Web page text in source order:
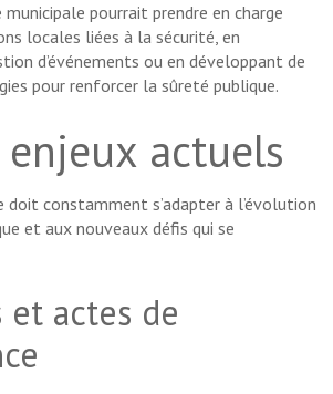
municipale pourrait prendre en charge
locales liées à la sécurité, en
d’événements ou en développant de
pour renforcer la sûreté publique.
actuels
doit constamment s’adapter à l’évolution
et aux nouveaux défis qui se
actes de